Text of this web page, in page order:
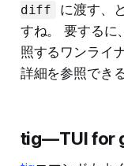
diff
に渡す、
すね。 要するに
照するワンライ
詳細を参照でき
tig — TUI for